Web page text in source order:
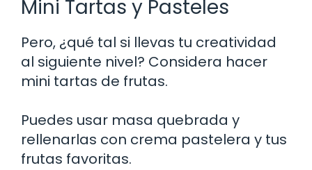
Mini Tartas y Pasteles
Pero, ¿qué tal si llevas tu creatividad
al siguiente nivel? Considera hacer
mini tartas de frutas.
Puedes usar masa quebrada y
rellenarlas con crema pastelera y tus
frutas favoritas.